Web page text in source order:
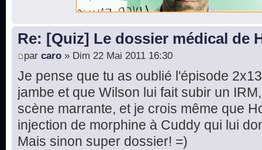
Re: [Quiz] Le dossier médical de
par caro » Dim 22 Mai 2011 16:30
Je pense que tu as oublié l'épisode
jambe et que Wilson lui fait subir un
scène marrante, et je crois même que
injection de morphine à Cuddy qui lui
Mais sinon super dossier! =)